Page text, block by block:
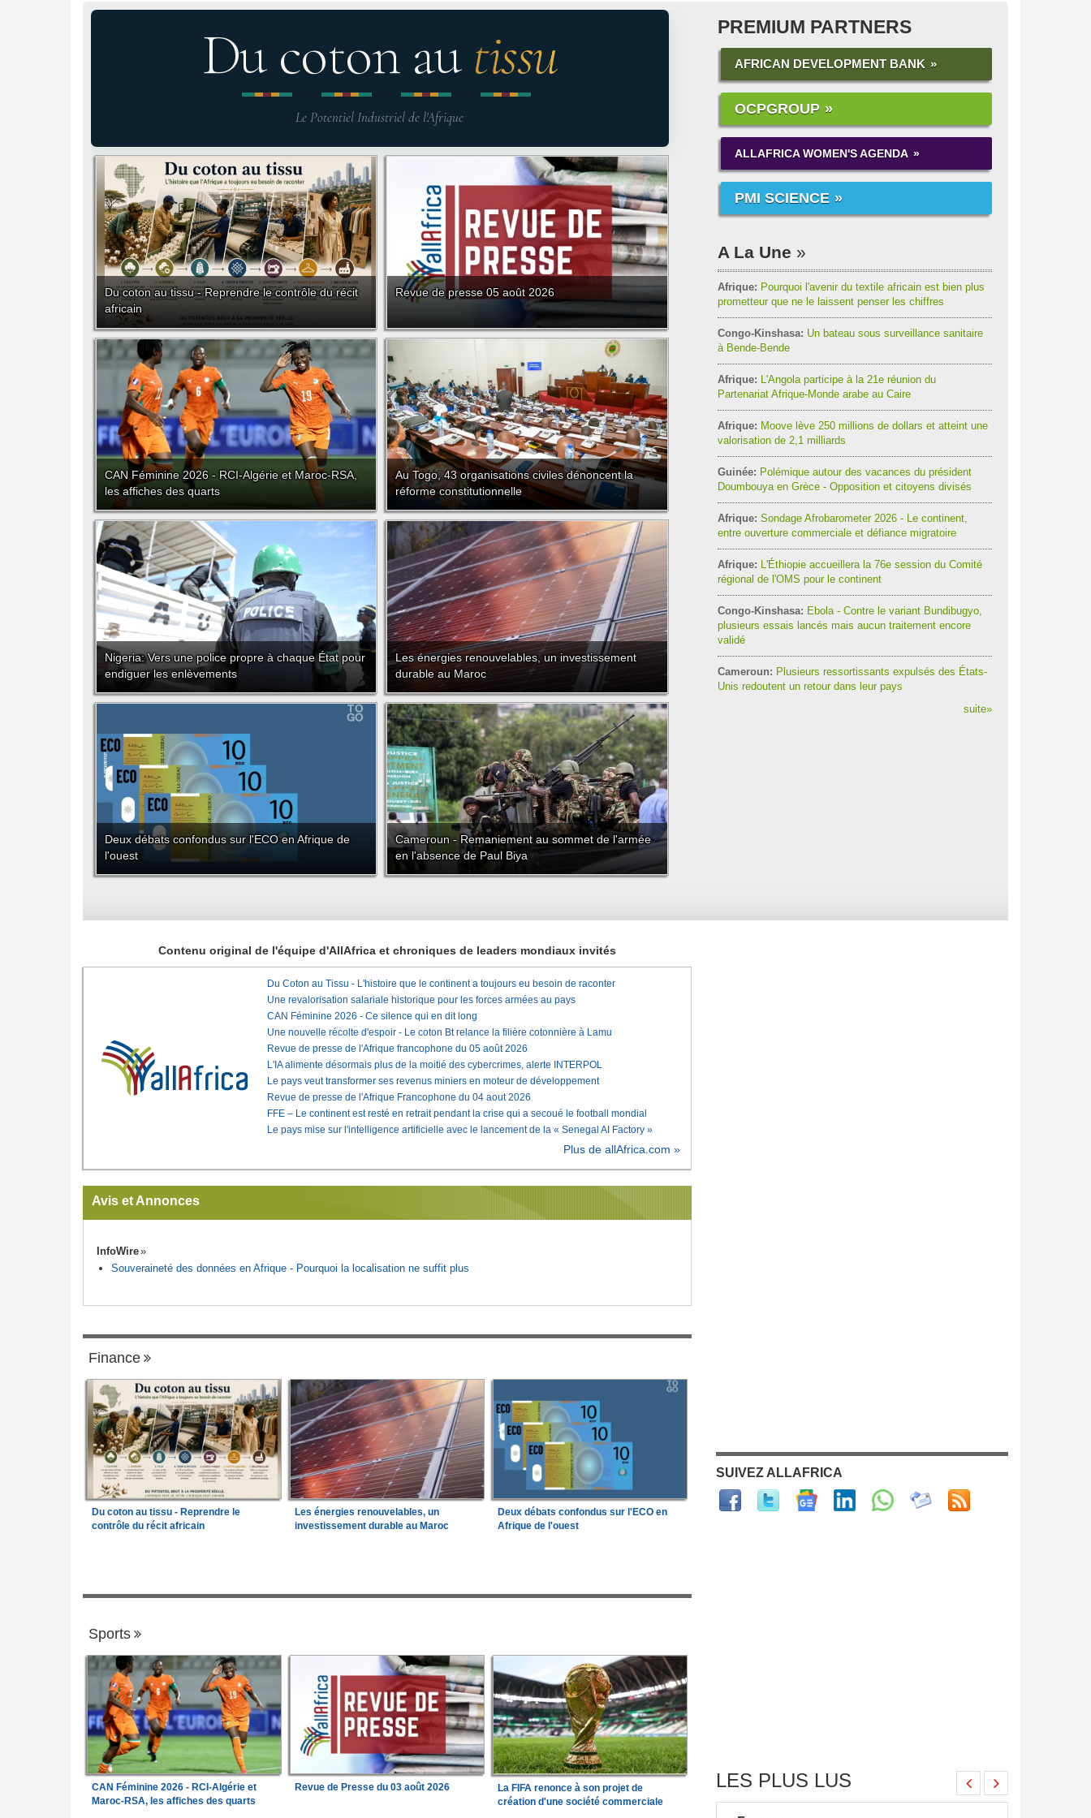
Du coton au tissu
Le Potentiel Industriel de l'Afrique
Du coton au tissu - Reprendre le contrôle du récit
africain
Revue de presse 05 août 2026
CAN Féminine 2026 - RCI-Algérie et Maroc-RSA,
les affiches des quarts
Au Togo, 43 organisations civiles dénoncent la
réforme constitutionnelle
Nigeria: Vers une police propre à chaque État pour
endiguer les enlèvements
Les énergies renouvelables, un investissement
durable au Maroc
Deux débats confondus sur l'ECO en Afrique de
l'ouest
Cameroun - Remaniement au sommet de l'armée
en l'absence de Paul Biya
PREMIUM PARTNERS
AFRICAN DEVELOPMENT BANK
OCPGROUP
ALLAFRICA WOMEN'S AGENDA
PMI SCIENCE
A La Une
Afrique: Pourquoi l'avenir du textile africain est bien plus
prometteur que ne le laissent penser les chiffres
Congo-Kinshasa: Un bateau sous surveillance sanitaire
à Bende-Bende
Afrique: L'Angola participe à la 21e réunion du
Partenariat Afrique-Monde arabe au Caire
Afrique: Moove lève 250 millions de dollars et atteint une
valorisation de 2,1 milliards
Guinée: Polémique autour des vacances du président
Doumbouya en Grèce - Opposition et citoyens divisés
Afrique: Sondage Afrobarometer 2026 - Le continent,
entre ouverture commerciale et défiance migratoire
Afrique: L'Éthiopie accueillera la 76e session du Comité
régional de l'OMS pour le continent
Congo-Kinshasa: Ebola - Contre le variant Bundibugyo,
plusieurs essais lancés mais aucun traitement encore
validé
Cameroun: Plusieurs ressortissants expulsés des États-
Unis redoutent un retour dans leur pays
suite»
Contenu original de l'équipe d'AllAfrica et chroniques de leaders mondiaux invités
Du Coton au Tissu - L'histoire que le continent a toujours eu besoin de raconter
Une revalorisation salariale historique pour les forces armées au pays
CAN Féminine 2026 - Ce silence qui en dit long
Une nouvelle récolte d'espoir - Le coton Bt relance la filière cotonnière à Lamu
Revue de presse de l'Afrique francophone du 05 août 2026
L'IA alimente désormais plus de la moitié des cybercrimes, alerte INTERPOL
Le pays veut transformer ses revenus miniers en moteur de développement
Revue de presse de l'Afrique Francophone du 04 aout 2026
FFE – Le continent est resté en retrait pendant la crise qui a secoué le football mondial
Le pays mise sur l'intelligence artificielle avec le lancement de la « Senegal AI Factory »
Plus de allAfrica.com »
Avis et Annonces
InfoWire
Souveraineté des données en Afrique - Pourquoi la localisation ne suffit plus
Finance
Du coton au tissu - Reprendre le
contrôle du récit africain
Les énergies renouvelables, un
investissement durable au Maroc
Deux débats confondus sur l'ECO en
Afrique de l'ouest
Sports
CAN Féminine 2026 - RCI-Algérie et
Maroc-RSA, les affiches des quarts
Revue de Presse du 03 août 2026
La FIFA renonce à son projet de
création d'une société commerciale
SUIVEZ ALLAFRICA
LES PLUS LUS